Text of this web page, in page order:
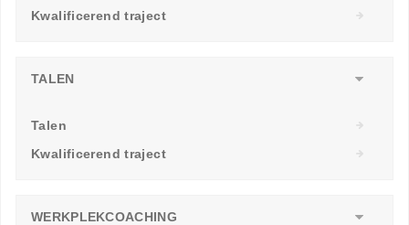
Kwalificerend traject
TALEN
Talen
Kwalificerend traject
WERKPLEKCOACHING